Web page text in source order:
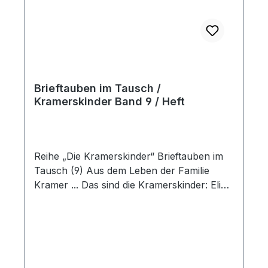
Brieftauben im Tausch /
Kramerskinder Band 9 / Heft
Reihe „Die Kramerskinder“ Brieftauben im
Tausch (9) Aus dem Leben der Familie
Kramer ... Das sind die Kramerskinder: Elias